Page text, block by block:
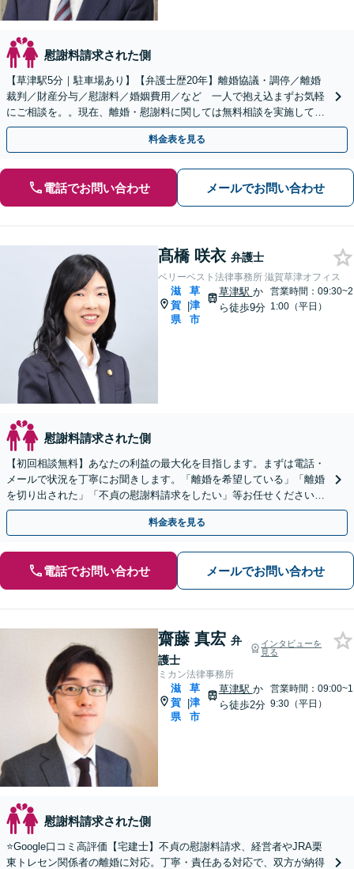
慰謝料請求された側
【草津駅5分｜駐車場あり】【弁護士歴20年】離婚協議・調停／離婚
裁判／財産分与／慰謝料／婚姻費用／など 一人で抱え込まずお気軽
にご相談を。。現在、離婚・慰謝料に関しては無料相談を実施してお
りませんのでご注意下さい。
料金表を見る
電話でお問い合わせ メールでお問い合わせ
髙橋 咲衣 弁護士
ベリーベスト法律事務所 滋賀草津オフィス
滋
賀
県
|
草
津
市
草津駅 か
ら徒歩9分
営業時間：09:30~2
1:00（平日）
慰謝料請求された側
【初回相談無料】あなたの利益の最大化を目指します。まずは電話・
メールで状況を丁寧にお聞きします。「離婚を希望している」「離婚
を切り出された」「不貞の慰謝料請求をしたい」等お任せください。
【リーズナブルな料金設定】
料金表を見る
電話でお問い合わせ メールでお問い合わせ
齋藤 真宏 弁
護士
インタビューを
見る
ミカン法律事務所
滋
賀
県
|
草
津
市
草津駅 か
ら徒歩2分
営業時間：09:00~1
9:30（平日）
慰謝料請求された側
⭐️Google口コミ高評価【宅建士】不貞の慰謝料請求、経営者やJRA栗
東トレセン関係者の離婚に対応。丁寧・責任ある対応で、双方が納得